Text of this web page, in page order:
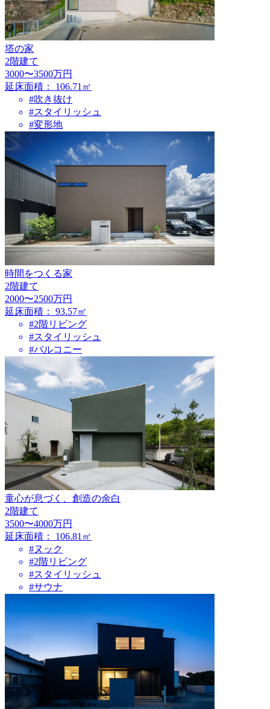
塔の家
2階建て
3000〜3500万円
延床面積：
106.71㎡
#吹き抜け
#スタイリッシュ
#変形地
時間をつくる家
2階建て
2000〜2500万円
延床面積：
93.57㎡
#2階リビング
#スタイリッシュ
#バルコニー
童心が息づく、創造の余白
2階建て
3500〜4000万円
延床面積：
106.81㎡
#ヌック
#2階リビング
#スタイリッシュ
#サウナ